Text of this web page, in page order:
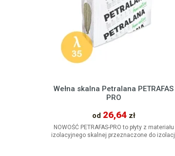
Wełna skalna Petralana PETRAFAS
PRO
od 26,64 zł
NOWOŚĆ PETRAFAS-PRO to płyty z materiału
izolacyjnego skalnej przeznaczone do izolacji